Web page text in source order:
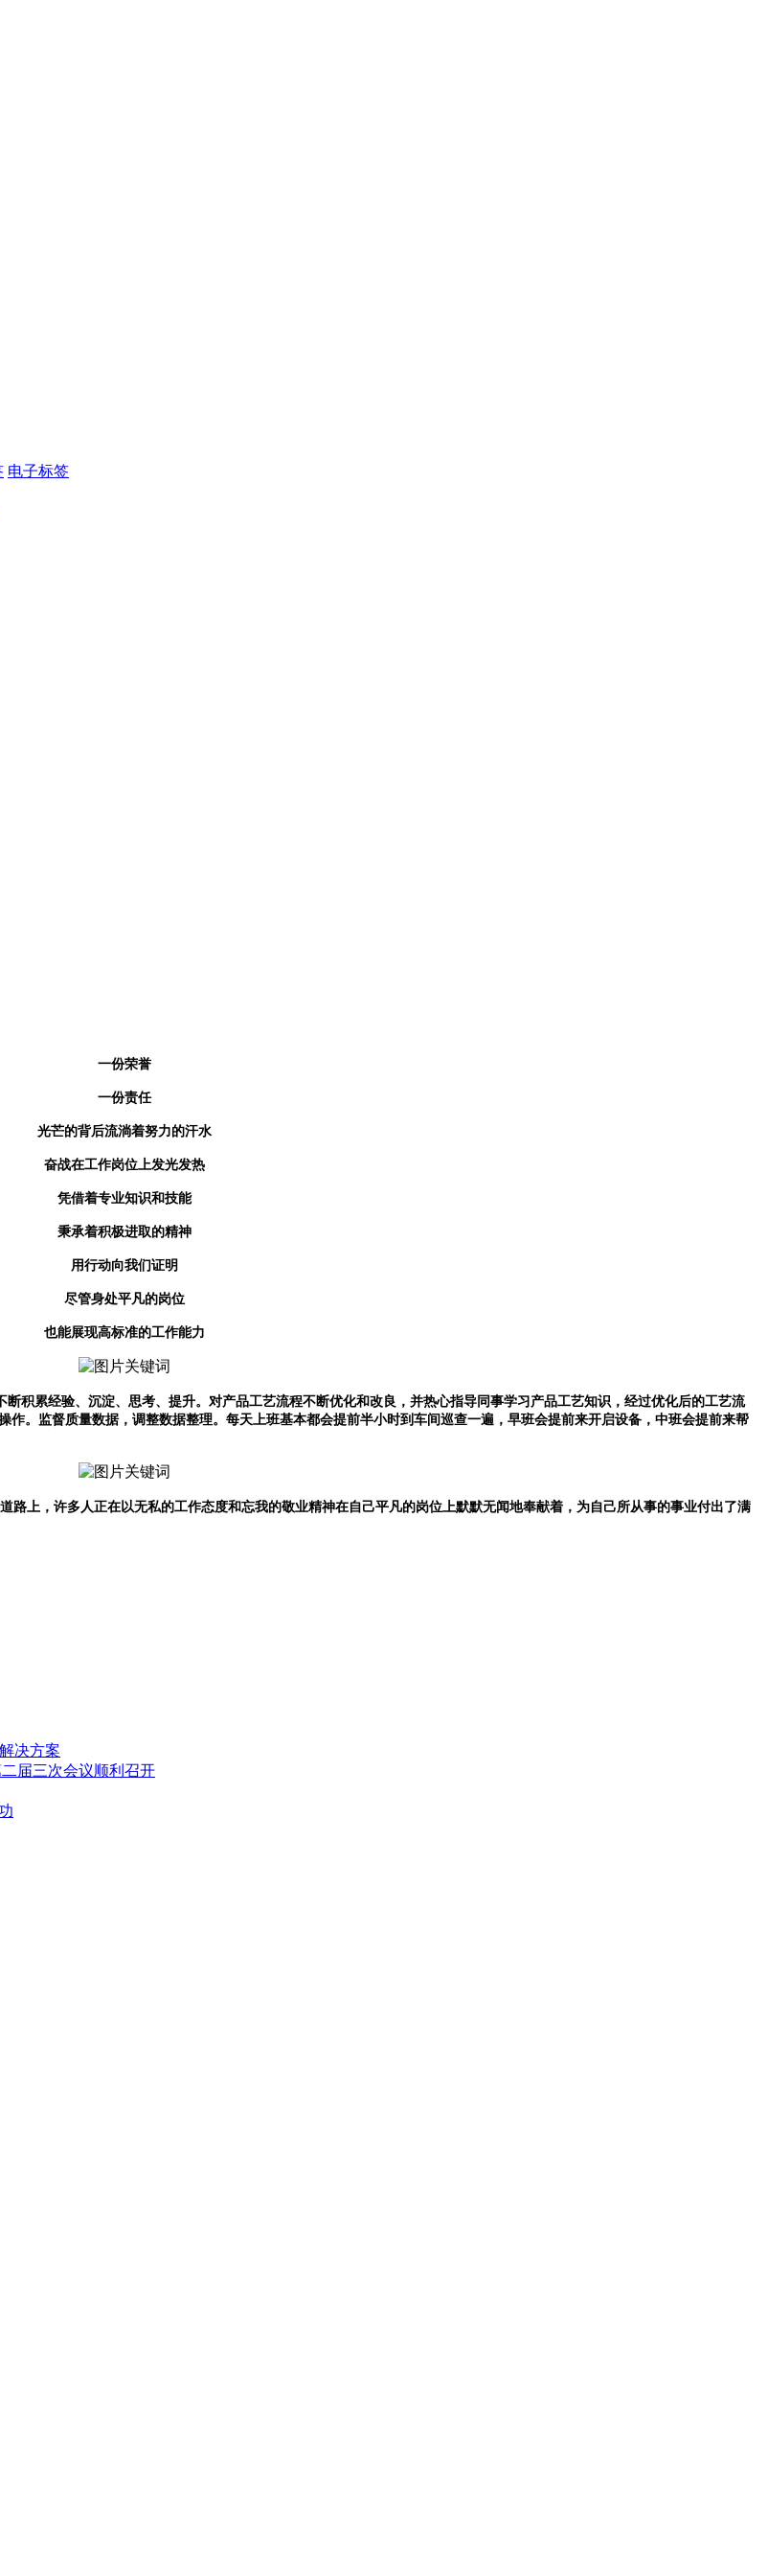
电子标签
一份荣誉
一份责任
光芒的背后流淌着努力的汗水
奋战在工作岗位上发光发热
凭借着专业知识和技能
秉承着积极进取的精神
用行动向我们证明
尽管身处平凡的岗位
也能展现高标准的工作能力
积累经验、沉淀、思考、提升。对产品工艺流程不断优化和改良，并热心指导同事学习产品工艺知识，经过优化后的工艺流
。监督质量数据，调整数据整理。每天上班基本都会提前半小时到车间巡查一遍，早班会提前来开启设备，中班会提前来帮
上，许多人正在以无私的工作态度和忘我的敬业精神在自己平凡的岗位上默默无闻地奉献着，为自己所从事的事业付出了满
决方案
届三次会议顺利召开